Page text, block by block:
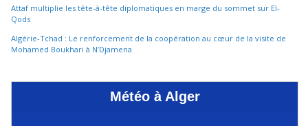
Attaf multiplie les tête-à-tête diplomatiques en marge du sommet sur El-
Qods
Algérie-Tchad : Le renforcement de la coopération au cœur de la visite de
Mohamed Boukhari à N’Djamena
Météo à Alger